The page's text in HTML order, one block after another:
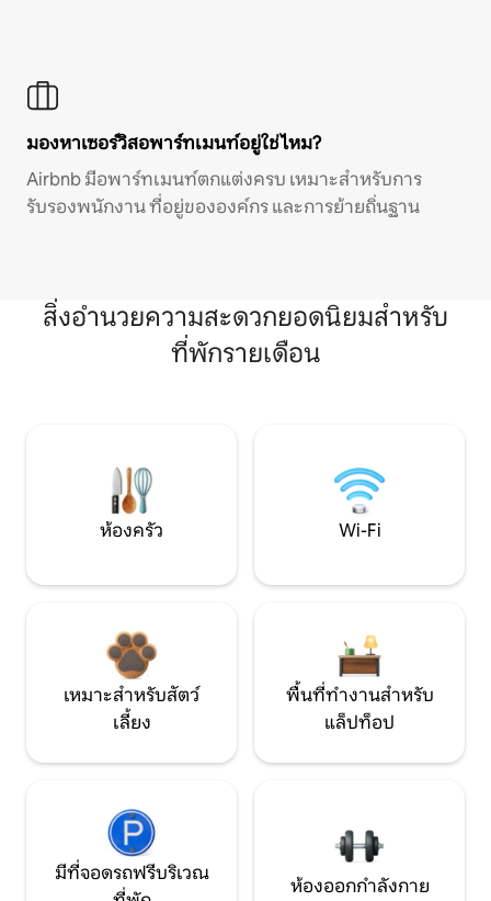
มองหาเซอร์วิสอพาร์ทเมนท์อยู่ใช่ไหม?
Airbnb มีอพาร์ทเมนท์ตกแต่งครบ เหมาะสำหรับการ
รับรองพนักงาน ที่อยู่ขององค์กร และการย้ายถิ่นฐาน
สิ่งอำนวยความสะดวกยอดนิยมสำหรับ
ที่พักรายเดือน
ห้องครัว Wi-Fi
เหมาะสำหรับสัตว์
เลี้ยง
พื้นที่ทำงานสำหรับ
แล็ปท็อป
มีที่จอดรถฟรีบริเวณ
ห้องออกกำลังกาย